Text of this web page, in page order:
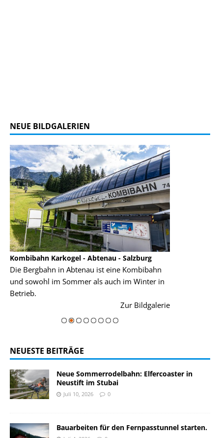
NEUE BILDGALERIEN
Kombibahn Karkogel - Abtenau - Salzburg
Die Bergbahn in Abtenau ist eine Kombibahn
und sowohl im Sommer als auch im Winter in
Betrieb.
Zur Bildgalerie
NEUESTE BEITRÄGE
Neue Sommerrodelbahn: Elfercoaster in
Neustift im Stubai
Juli 10, 2026 0
Bauarbeiten für den Fernpasstunnel starten.